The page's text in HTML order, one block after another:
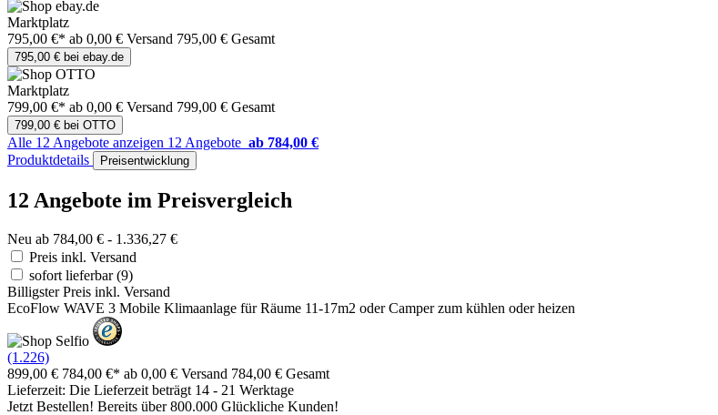
Marktplatz
795,00 €* ab 0,00 € Versand 795,00 € Gesamt
795,00 € bei ebay.de
Marktplatz
799,00 €* ab 0,00 € Versand 799,00 € Gesamt
799,00 € bei OTTO
Alle 12 Angebote anzeigen 12 Angebote ab 784,00 €
Produktdetails
Preisentwicklung
12 Angebote im Preisvergleich
Neu ab 784,00 € - 1.336,27 €
Preis inkl. Versand
sofort lieferbar(9)
Billigster Preis inkl. Versand
EcoFlow WAVE 3 Mobile Klimaanlage für Räume 11-17m2 oder Camper zum kühlen oder heizen
(1.226)
899,00 € 784,00 €* ab 0,00 € Versand 784,00 € Gesamt
Lieferzeit: Die Lieferzeit beträgt 14 - 21 Werktage
Jetzt Bestellen! Bereits über 800.000 Glückliche Kunden!